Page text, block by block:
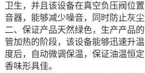
卫生，并且该设备在真空负压阀位
音器，能够减少噪音，同时防止灰尘
二、保证产品天然绿色，生产产品
管加热的阶段，该设备能够迅速升
度后，自动微调保温，保证油温恒
香味形具佳。